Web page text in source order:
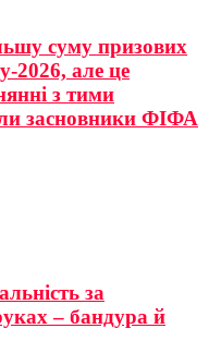
суму призових
2026, але це
з тими
засновники ФІФА
за
– бандура й